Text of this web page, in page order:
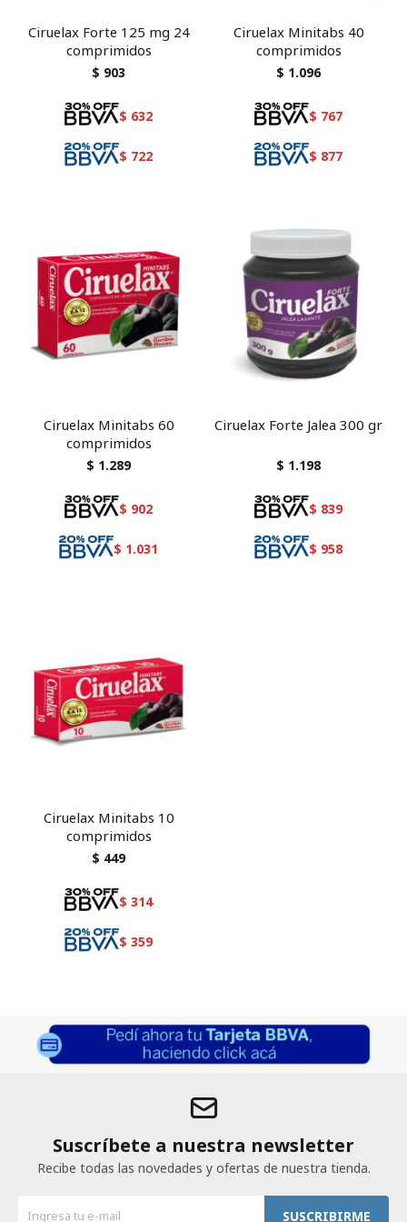
Ciruelax Forte 125 mg 24
comprimidos
$ 903
$ 632
$ 722
Ciruelax Minitabs 40
comprimidos
$ 1.096
$ 767
$ 877
Ciruelax Minitabs 60
comprimidos
$ 1.289
$ 902
$ 1.031
Ciruelax Forte Jalea 300 gr
$ 1.198
$ 839
$ 958
Ciruelax Minitabs 10
comprimidos
$ 449
$ 314
$ 359
Suscríbete a nuestra newsletter
Recibe todas las novedades y ofertas de nuestra tienda.
SUSCRIBIRME